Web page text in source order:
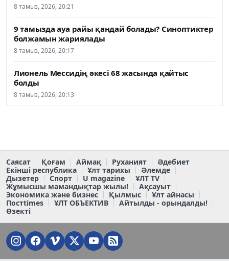
8 тамыз, 2026, 20:21
9 тамызда ауа райы қандай болады? Синоптиктер
болжамын жариялады
8 тамыз, 2026, 20:17
Лионель Мессидің әкесі 68 жасында қайтыс
болды
8 тамыз, 2026, 20:13
Саясат Қоғам Аймақ Руханият
Әдебиет
Екінші республика
Ұлт тарихы
Әлемде
Дызетер
Спорт U magazine
ҰЛТ TV
Жұмысшы мамандықтар жылы!
Ақсауыт
Экономика және бизнес
Қылмыс
Ұлт айнасы
Постtimes
ҰЛТ ОБЪЕКТИВ
Айтылды - орындалды!
Өзекті